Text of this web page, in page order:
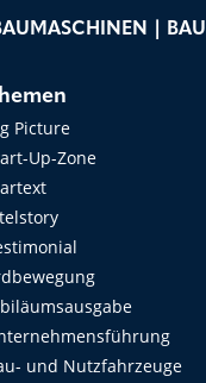
|
Picture
Up-Zone
und Nutzfahrzeuge